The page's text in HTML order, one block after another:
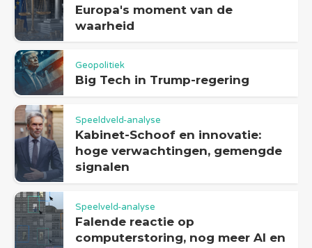
Europa's moment van de
waarheid
Geopolitiek
Big Tech in Trump-regering
Speeldveld-analyse
Kabinet-Schoof en innovatie:
hoge verwachtingen, gemengde
signalen
Speelveld-analyse
Falende reactie op
computerstoring, nog meer AI en